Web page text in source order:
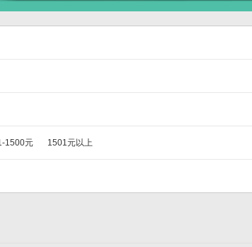
1500元 1501元以上